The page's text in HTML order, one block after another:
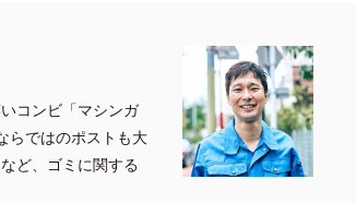
コンビ「マシンガ
らではのポストも大
ど、ゴミに関する